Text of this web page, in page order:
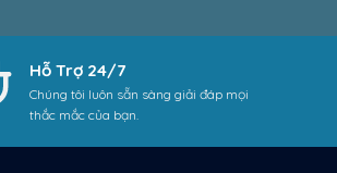
Hỗ Trợ 24/7
Chúng tôi luôn sẵn sàng giải đáp mọi
thắc mắc của bạn.